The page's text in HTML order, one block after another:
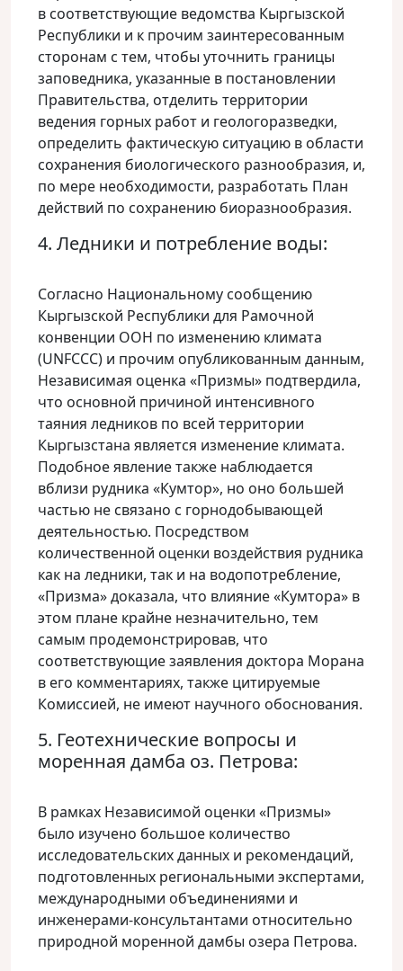
в соответствующие ведомства Кыргызской
Республики и к прочим заинтересованным
сторонам с тем, чтобы уточнить границы
заповедника, указанные в постановлении
Правительства, отделить территории
ведения горных работ и геологоразведки,
определить фактическую ситуацию в области
сохранения биологического разнообразия, и,
по мере необходимости, разработать План
действий по сохранению биоразнообразия.
4. Ледники и потребление воды:
Согласно Национальному сообщению
Кыргызской Республики для Рамочной
конвенции ООН по изменению климата
(UNFCCC) и прочим опубликованным данным,
Независимая оценка «Призмы» подтвердила,
что основной причиной интенсивного
таяния ледников по всей территории
Кыргызстана является изменение климата.
Подобное явление также наблюдается
вблизи рудника «Кумтор», но оно большей
частью не связано с горнодобывающей
деятельностью. Посредством
количественной оценки воздействия рудника
как на ледники, так и на водопотребление,
«Призма» доказала, что влияние «Кумтора» в
этом плане крайне незначительно, тем
самым продемонстрировав, что
соответствующие заявления доктора Морана
в его комментариях, также цитируемые
Комиссией, не имеют научного обоснования.
5. Геотехнические вопросы и
моренная дамба оз. Петрова:
В рамках Независимой оценки «Призмы»
было изучено большое количество
исследовательских данных и рекомендаций,
подготовленных региональными экспертами,
международными объединениями и
инженерами-консультантами относительно
природной моренной дамбы озера Петрова.